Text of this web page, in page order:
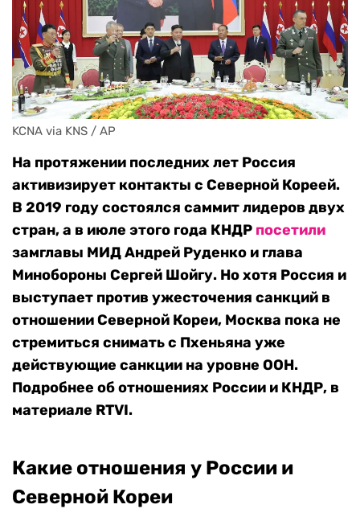
KCNA via KNS / AP
На протяжении последних лет Россия
активизирует контакты с Северной Кореей.
В 2019 году состоялся саммит лидеров двух
стран, а в июле этого года КНДР посетили
замглавы МИД Андрей Руденко и глава
Минобороны Сергей Шойгу. Но хотя Россия и
выступает против ужесточения санкций в
отношении Северной Кореи, Москва пока не
стремиться снимать с Пхеньяна уже
действующие санкции на уровне ООН.
Подробнее об отношениях России и КНДР, в
материале RTVI.
Какие отношения у России и
Северной Кореи